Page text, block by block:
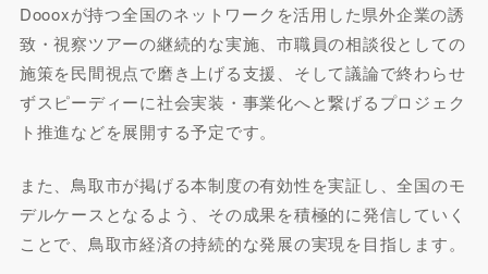
Doooxが持つ全国のネットワークを活用した県外企業の誘
致・視察ツアーの継続的な実施、市職員の相談役としての
施策を民間視点で磨き上げる支援、そして議論で終わらせ
ずスピーディーに社会実装・事業化へと繋げるプロジェク
ト推進などを展開する予定です。
また、鳥取市が掲げる本制度の有効性を実証し、全国のモ
デルケースとなるよう、その成果を積極的に発信していく
ことで、鳥取市経済の持続的な発展の実現を目指します。